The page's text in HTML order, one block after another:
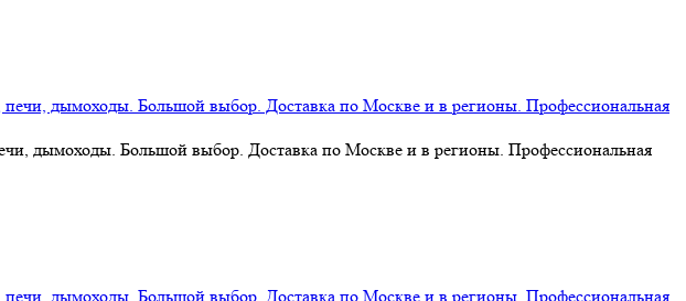
дымоходы. Большой выбор. Доставка по Москве и в регионы. Профессиональная